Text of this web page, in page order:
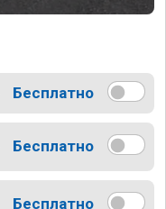
Бесплатно
Бесплатно
Бесплатно